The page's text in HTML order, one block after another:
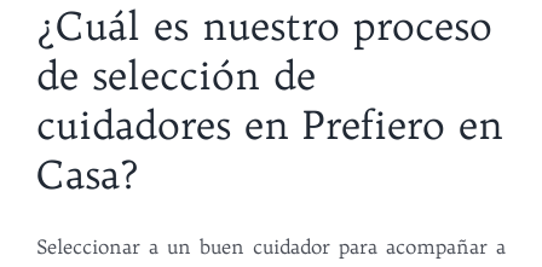
¿Cuál es nuestro proceso
de selección de
cuidadores en Prefiero en
Casa?
Seleccionar a un buen cuidador para acompañar a